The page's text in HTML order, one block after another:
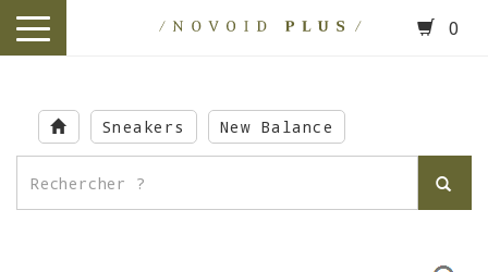
main
content
toggle
0
Sneakers New Balance